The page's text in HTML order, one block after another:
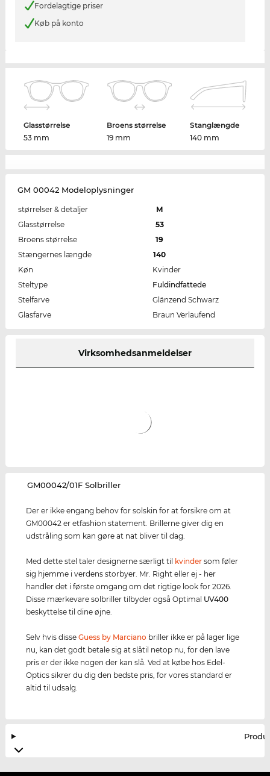
Fordelagtige priser
Køb på konto
Glasstørrelse
53 mm
Broens størrelse
19 mm
Stanglængde
140 mm
GM 00042 Modeloplysninger
størrelser & detaljer
M
Glasstørrelse
53
Broens størrelse
19
Stængernes længde
140
Køn
Kvinder
Steltype
Fuldindfattede
Stelfarve
Glänzend Schwarz
Glasfarve
Braun Verlaufend
Virksomhedsanmeldelser
‌GM00042/01F Solbriller
Der er ikke engang behov for solskin for at forsikre om at
GM00042 er etfashion statement. Brillerne giver dig en
udstråling som kan gøre at nat bliver til dag.
Med dette stel taler designerne særligt til kvinder som føler
sig hjemme i verdens storbyer. Mr. Right eller ej - her
handler det i første omgang om det rigtige look for 2026.
Disse mærkevare solbriller tilbyder også Optimal UV400
beskyttelse til dine øjne.
Selv hvis disseGuess by Marciano briller ikke er på lager lige
nu, kan det godt betale sig at slåtil netop nu, for den lave
pris er der ikke nogen der kan slå. Ved at købe hos Edel-
Optics sikrer du dig den bedste pris, for vores standard er
altid til udsalg.